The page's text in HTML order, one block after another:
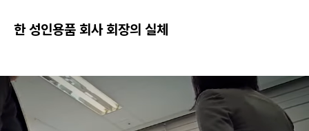
한 성인용품 회사 회장의 실체